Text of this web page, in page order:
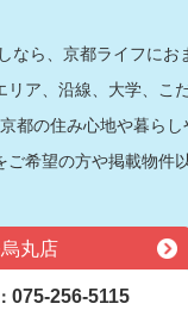
なら、京都ライフに
リア、沿線、大学、こ
都の住み心地や暮ら
ご希望の方や掲載物件
丸店
075-256-5115